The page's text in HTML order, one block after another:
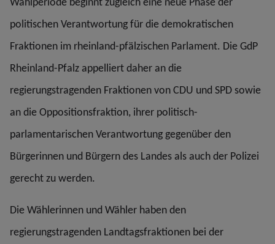
politischen Verantwortung für die demokratischen
Fraktionen im rheinland-pfälzischen Parlament. Die GdP
Rheinland-Pfalz appelliert daher an die
regierungstragenden Fraktionen von CDU und SPD sowie
an die Oppositionsfraktion, ihrer politisch-
parlamentarischen Verantwortung gegenüber den
Bürgerinnen und Bürgern des Landes als auch der Polizei
gerecht zu werden.
Die Wählerinnen und Wähler haben den
regierungstragenden Landtagsfraktionen bei der